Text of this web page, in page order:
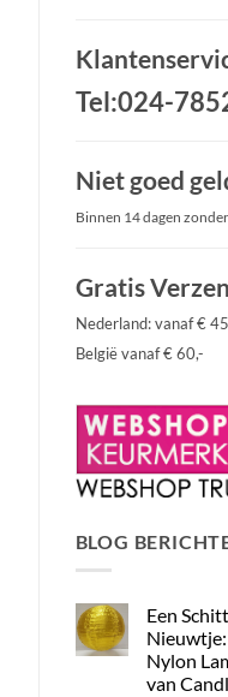
Tel:024-
Niet goed
Binnen 14 dagen
Gratis
Nederland: vanaf €
België vanaf € 60,-
BLOG
Een
Nylon
van